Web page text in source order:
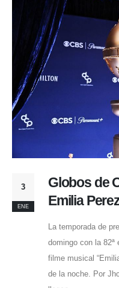
3
ENE
Globos de
Emilia
La temporada de
domingo con la 82ª
filme musical
de la noche. Por